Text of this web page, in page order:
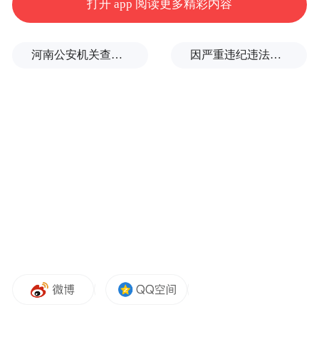
该便民服务网点可受理公积金政策咨询、缴
存、提取、贷款等多项业务，充分满足当地
打开 app 阅读更多精彩内容
河南公安机关查实：“三支一扶”笔试存在规模性组织作弊犯罪 因严重违纪违法，金融监管总局原局长李云泽被罢免全国人大代表